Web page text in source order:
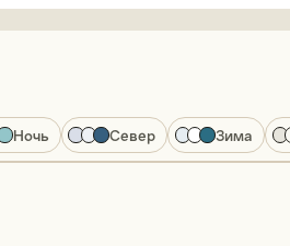
Ночь Север Зима